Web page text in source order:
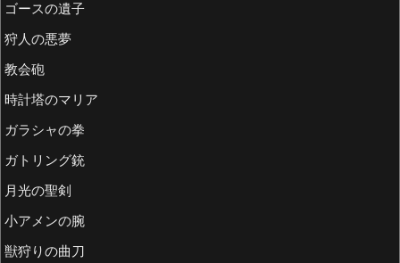
ゴースの遺子
狩人の悪夢
教会砲
時計塔のマリア
ガラシャの拳
ガトリング銃
月光の聖剣
小アメンの腕
獣狩りの曲刀